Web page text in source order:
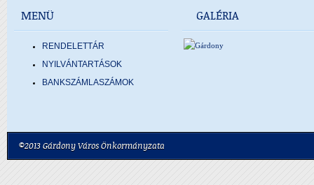
MENÜ
RENDELETTÁR
NYILVÁNTARTÁSOK
BANKSZÁMLASZÁMOK
GALÉRIA
©2013 Gárdony Város Önkormányzata